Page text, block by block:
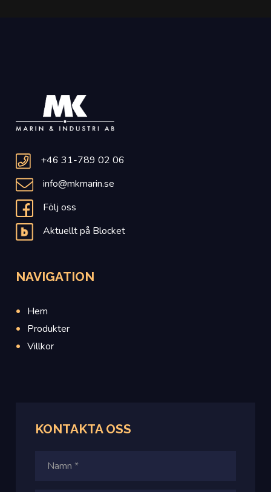
+46 31-789 02 06
info@mkmarin.se
Följ oss
Aktuellt på Blocket
NAVIGATION
Hem
Produkter
Villkor
KONTAKTAOSS